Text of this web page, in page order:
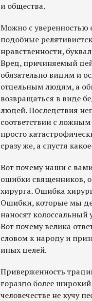
и общества.
Можно с уверенностью
подобные
нравственности,
Вред, причиняемый
обязательно видим и
отдельным людям, а
возвращаться в виде
людей. Последствия
соответствии с
просто
сразу же, а спустя
Вот почему наши с
ошибки священников,
хирурга. Ошибка
Ошибки, которые мы
наносят
Вот почему велика
словом к народу и
иных целей.
Приверженность
гораздо более
человечестве не кучу